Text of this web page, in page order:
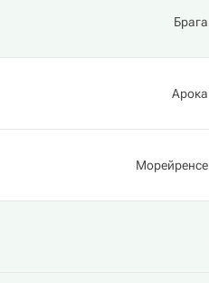
Брага
Арока
Морейренсе